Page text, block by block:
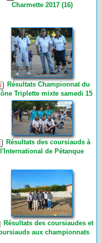
Charmette 2017 (16)
Résultats Championnat du
Triplette mixte samedi 15
et dimanche 16 juillet 2017
à Chaponnay (3)
Résultats des coursiauds à
l'International de Pétanque
Résultats des coursiaudes et
aux championnats